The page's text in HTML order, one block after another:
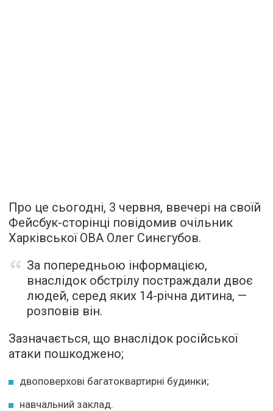
Про це сьогодні, 3 червня, ввечері на своїй
Фейсбук-сторінці повідомив очільник
Харківської ОВА Олег Синєгубов.
За попередньою інформацією,
внаслідок обстрілу постраждали двоє
людей, серед яких 14-річна дитина, —
розповів він.
Зазначається, що внаслідок російської
атаки пошкоджено;
двоповерхові багатоквартирні будинки;
навчальний заклад.